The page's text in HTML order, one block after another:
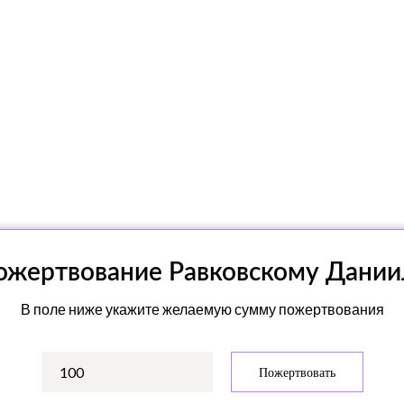
Равковскому
В поле ниже укажите желаемую сумму пожертвования
Пожертвовать